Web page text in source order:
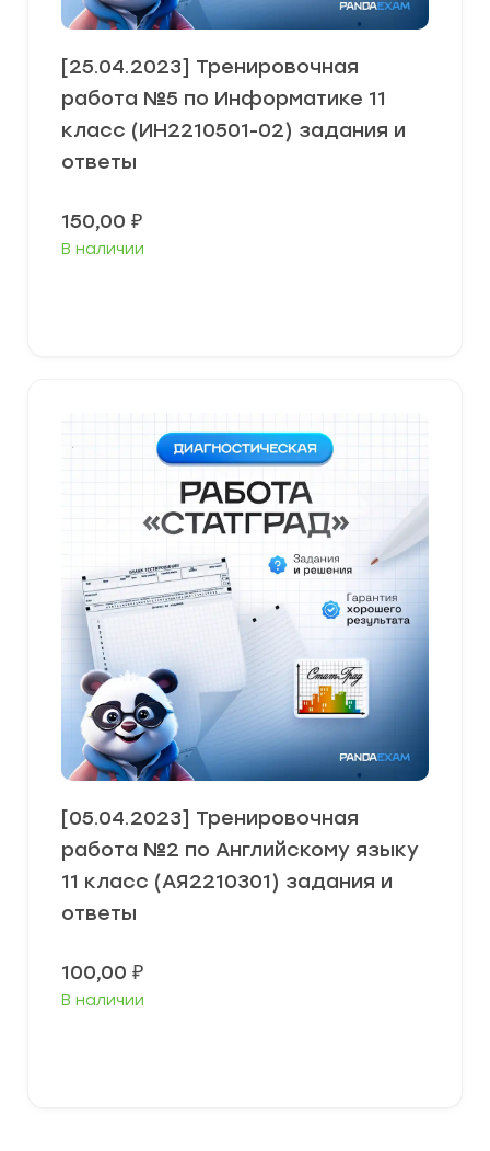
[25.04.2023] Тренировочная
работа №5 по Информатике 11
класс (ИН2210501-02) задания и
ответы
150,00 ₽
В наличии
[05.04.2023] Тренировочная
работа №2 по Английскому языку
11 класс (АЯ2210301) задания и
ответы
100,00 ₽
В наличии